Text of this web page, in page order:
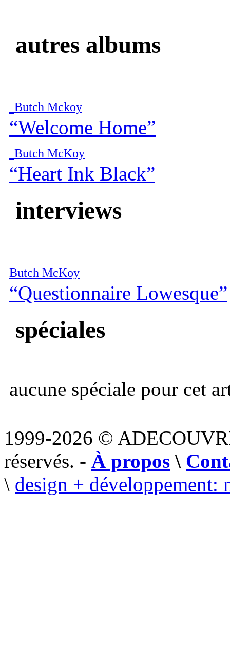
autres albums
Butch Mckoy
“Welcome Home”
Butch McKoy
“Heart Ink Black”
interviews
Butch McKoy
“Questionnaire Lowesque”
spéciales
aucune spéciale pour cet
1999-2026 ©
réservés. - À propos \
\ design + développement: